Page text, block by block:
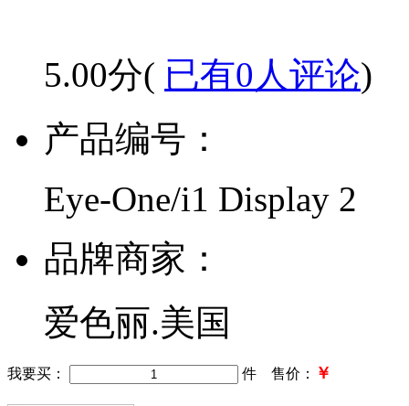
5.00分( 已有0人评论)
产品编号：
Eye-One/i1 Display 2
品牌商家：
爱色丽.美国
我要买： 件 售价： ￥